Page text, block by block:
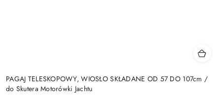
PAGAJ TELESKOPOWY, WIOSŁO SKŁADANE OD 57 DO 107cm /
do Skutera Motorówki Jachtu